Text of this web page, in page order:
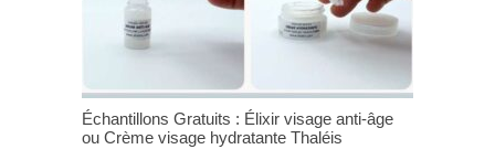
Échantillons Gratuits : Élixir visage anti-âge
ou Crème visage hydratante Thaléis